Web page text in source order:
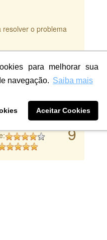
para melhorar sua
navegação. Saiba mais
Aceitar Cookies
o problema
9